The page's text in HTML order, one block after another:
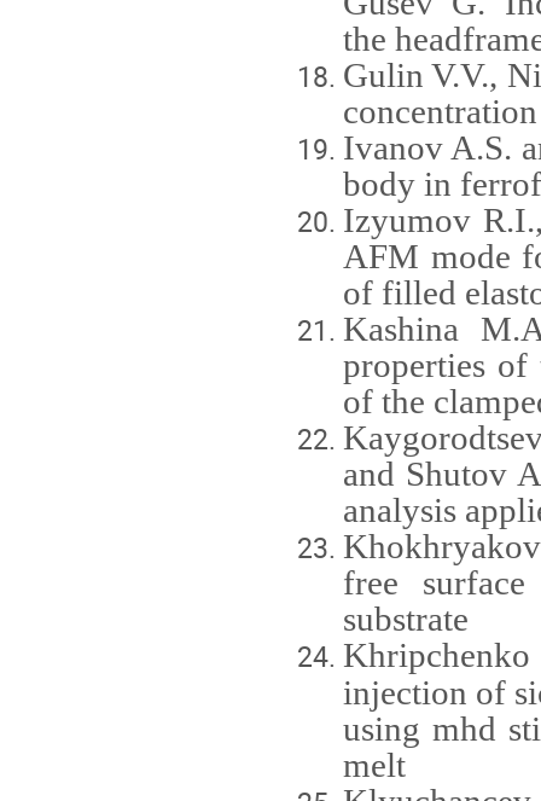
the
Gulin V.V.,
concentration
Ivanov A.S.
body in
Izyumov
AFM mode
of filled
Kashina
properties of
of the
and Shutov
analysis
free
substrate
injection of
using mhd
melt